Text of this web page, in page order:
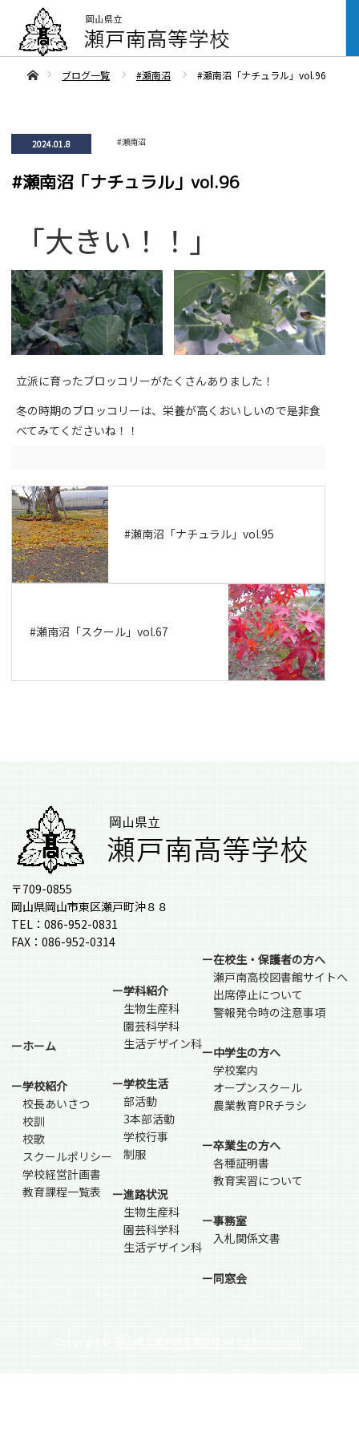
ああホームブログ一覧 #瀬南沼 #瀬南沼「ナチュラル」vol.96
2024.01.8 #瀬南沼
#瀬南沼「ナチュラル」vol.96
「大きい！！」
立派に育ったブロッコリーがたくさんありました！
冬の時期のブロッコリーは、栄養が高くおいしいので是非食
べてみてくださいね！！
#瀬南沼「ナチュラル」vol.95
#瀬南沼「スクール」vol.67
〒709-0855
岡山県岡山市東区瀬戸町沖８８
TEL：086-952-0831
FAX：086-952-0314
ーホーム
ー学校紹介
校長あいさつ
校訓
校歌
スクールポリシー
学校経営計画書
教育課程一覧表
ー学科紹介
生物生産科
園芸科学科
生活デザイン科
ー学校生活
部活動
3本部活動
学校行事
制服
ー進路状況
生物生産科
園芸科学科
生活デザイン科
ー在校生・保護者の方へ
瀬戸南高校図書館サイトへ
出席停止について
警報発令時の注意事項
ー中学生の方へ
学校案内
オープンスクール
農業教育PRチラシ
ー卒業生の方へ
各種証明書
教育実習について
ー事務室
入札関係文書
ー同窓会